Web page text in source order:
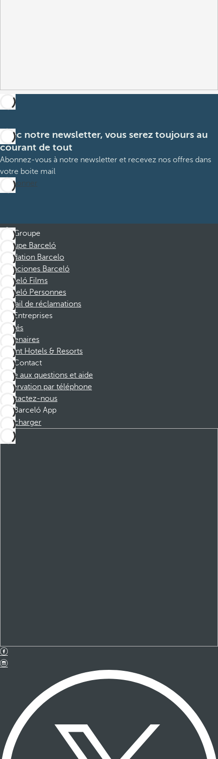
Avec notre newsletter, vous serez toujours au
courant de tout
Abonnez-vous à notre newsletter et recevez nos offres dans
votre boite mail
M’abonner
Groupe
Groupe Barceló
Fondation Barcelo
Vacaciones Barceló
Barceló Films
Barceló Personnes
Portail de réclamations
Entreprises
Affiliés
Partenaires
Dorint Hotels & Resorts
Contact
Foire aux questions et aide
Réservation par téléphone
Contactez-nous
Barceló App
Télécharger